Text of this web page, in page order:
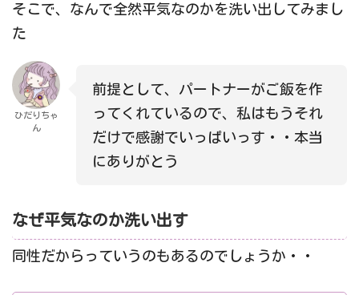
そこで、なんで全然平気なのかを洗い出してみまし
た
ひだりちゃ
ん
前提として、パートナーがご飯を作
ってくれているので、私はもうそれ
だけで感謝でいっぱいっす・・本当
にありがとう
なぜ平気なのか洗い出す
同性だからっていうのもあるのでしょうか・・